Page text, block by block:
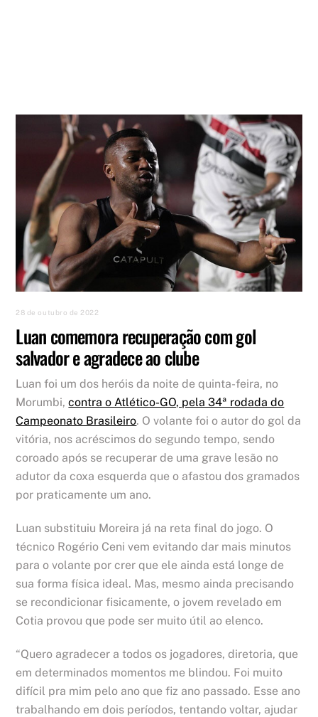
28 de outubro de 2022
Luan comemora recuperação com gol
salvador e agradece ao clube
Luan foi um dos heróis da noite de quinta-feira, no
Morumbi,contra o Atlético-GO, pela 34ª rodada do
Campeonato Brasileiro. O volante foi o autor do gol da
vitória, nos acréscimos do segundo tempo, sendo
coroado após se recuperar de uma grave lesão no
adutor da coxa esquerda que o afastou dos gramados
por praticamente um ano.
Luan substituiu Moreira já na reta final do jogo. O
técnico Rogério Ceni vem evitando dar mais minutos
para o volante por crer que ele ainda está longe de
sua forma física ideal. Mas, mesmo ainda precisando
se recondicionar fisicamente, o jovem revelado em
Cotia provou que pode ser muito útil ao elenco.
“Quero agradecer a todos os jogadores, diretoria, que
em determinados momentos me blindou. Foi muito
difícil pra mim pelo ano que fiz ano passado. Esse ano
trabalhando em dois períodos, tentando voltar, ajudar